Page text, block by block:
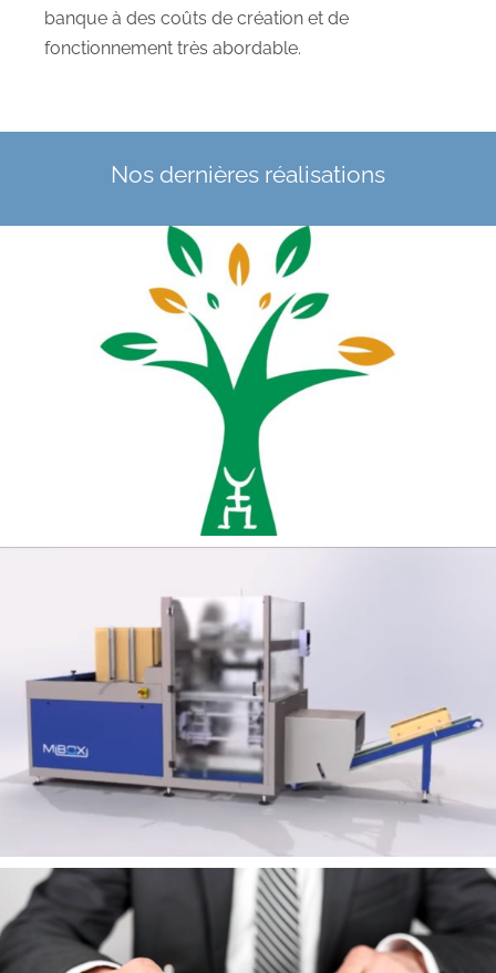
banque à des coûts de création et de
fonctionnement très abordable.
Nos dernières réalisations
Bruno LORANT Sophrologue à Vitré (35)